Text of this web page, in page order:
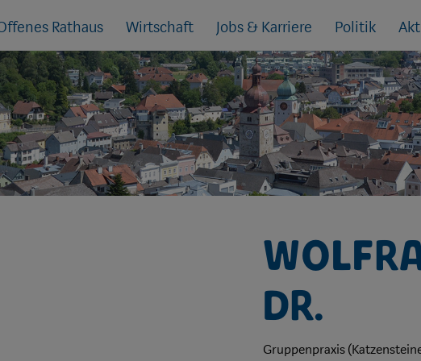
Rathaus Wirtschaft Jobs & Karriere Politik
Dr.
Gruppenpraxis